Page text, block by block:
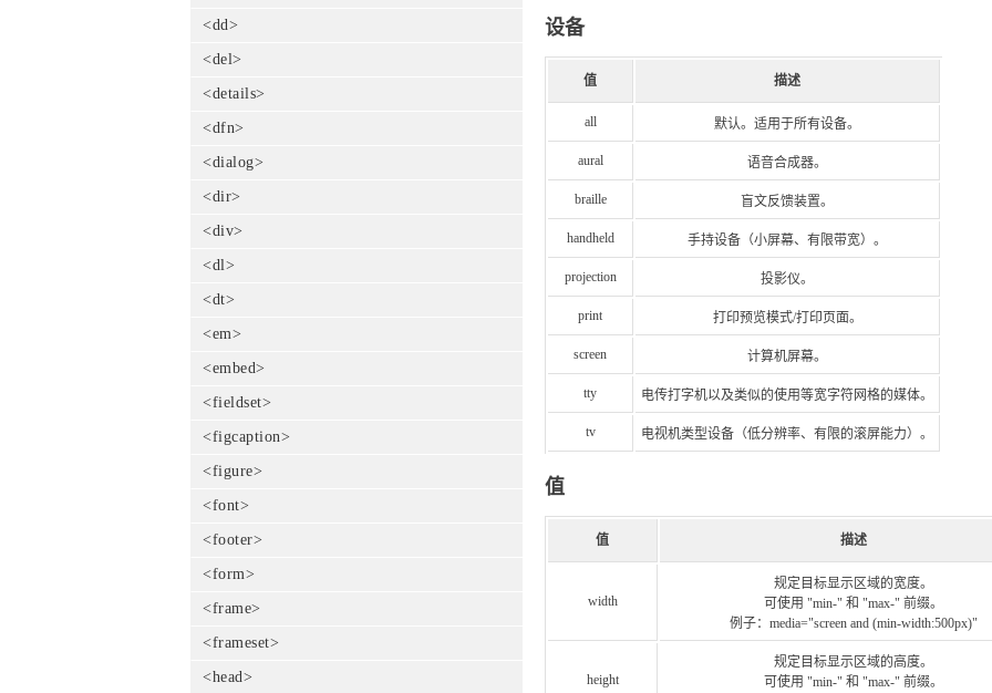
<dd>
<del>
<details>
<dfn>
<dialog>
<dir>
<div>
<dl>
<dt>
<em>
<embed>
<fieldset>
<figcaption>
<figure>
<font>
<footer>
<form>
<frame>
<frameset>
<head>
设备
值 描述
all 默认。适用于所有设备。
aural 语音合成器。
braille 盲文反馈装置。
handheld 手持设备（小屏幕、有限带宽）。
projection 投影仪。
print 打印预览模式/打印页面。
screen 计算机屏幕。
tty 电传打字机以及类似的使用等宽字符网格的媒体。
tv 电视机类型设备（低分辨率、有限的滚屏能力）。
值
值 描述
width
规定目标显示区域的宽度。
可使用 "min-" 和 "max-" 前缀。
例子：media="screen and (min-width:500px)"
height
规定目标显示区域的高度。
可使用 "min-" 和 "max-" 前缀。